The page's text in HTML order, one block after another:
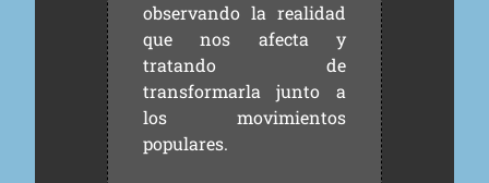
observando la realidad
que nos afecta y
tratando de
transformarla junto a
los movimientos
populares.